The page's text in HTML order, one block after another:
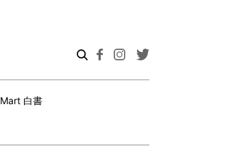
Mart 白書